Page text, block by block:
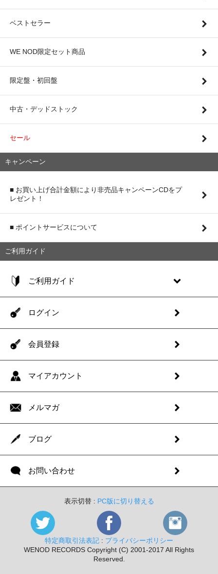
ベストセラー
WE NOD限定セット商品
限定盤・初回盤
中古・デッドストック
セール
キャンペーン
■ お買い上げ合計金額により非売品キャンペーンCDをプ
レゼント！
■ ポイントサービスについて
ご利用ガイド
ご利用ガイド
ログイン
会員登録
マイアカウント
メルマガ
ブログ
お問い合わせ
表示切替 : PC版に切り替える
特定商取引法表記 : プライバシーポリシー
WENOD RECORDS Copyright (C) 2001-2017 All Rights
Reserved.